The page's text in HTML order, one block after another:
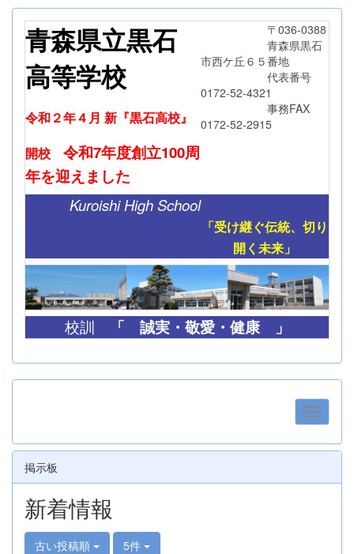
青森県立黒石
高等学校
令和２年４月 新『黒石高校』
開校
令和7年度創立100周
年を迎えました
〒036-0388
青森県黒石
市西ケ丘６５番地
代表番号
0172-52-4321
事務FAX
0172-52-2915
Kuroishi High School
「受け継ぐ伝統、切り
開く未来」
校訓 「 誠実・敬愛・健康 」
掲示板
新着情報
古い投稿順 5件